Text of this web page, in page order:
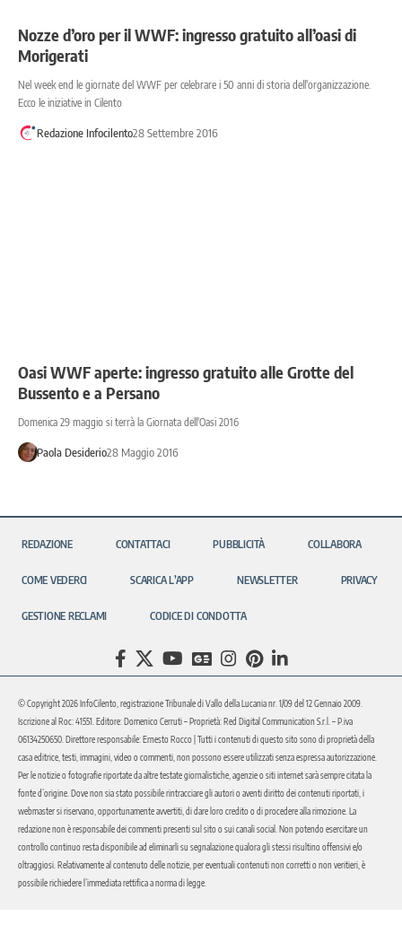
Nozze d’oro per il WWF: ingresso gratuito all’oasi di
Morigerati
Nel week end le giornate del WWF per celebrare i 50 anni di storia dell'organizzazione.
Ecco le iniziative in Cilento
Redazione Infocilento28 Settembre 2016
Oasi WWF aperte: ingresso gratuito alle Grotte del
Bussento e a Persano
Domenica 29 maggio si terrà la Giornata dell'Oasi 2016
Paola Desiderio28 Maggio 2016
REDAZIONE CONTATTACI PUBBLICITÀ COLLABORA
COME VEDERCI SCARICA L’APP NEWSLETTER PRIVACY
GESTIONE RECLAMI CODICE DI CONDOTTA
© Copyright 2026 InfoCilento, registrazione Tribunale di Vallo della Lucania nr. 1/09 del 12 Gennaio 2009.
Iscrizione al Roc: 41551. Editore: Domenico Cerruti – Proprietà: Red Digital Communication S.r.l. – P.iva
06134250650. Direttore responsabile: Ernesto Rocco | Tutti i contenuti di questo sito sono di proprietà della
casa editrice, testi, immagini, video o commenti, non possono essere utilizzati senza espressa autorizzazione.
Per le notizie o fotografie riportate da altre testate giornalistiche, agenzie o siti internet sarà sempre citata la
fonte d’origine. Dove non sia stato possibile rintracciare gli autori o aventi diritto dei contenuti riportati, i
webmaster si riservano, opportunamente avvertiti, di dare loro credito o di procedere alla rimozione. La
redazione non è responsabile dei commenti presenti sul sito o sui canali social. Non potendo esercitare un
controllo continuo resta disponibile ad eliminarli su segnalazione qualora gli stessi risultino offensivi e/o
oltraggiosi. Relativamente al contenuto delle notizie, per eventuali contenuti non corretti o non veritieri, è
possibile richiedere l’immediata rettifica a norma di legge.